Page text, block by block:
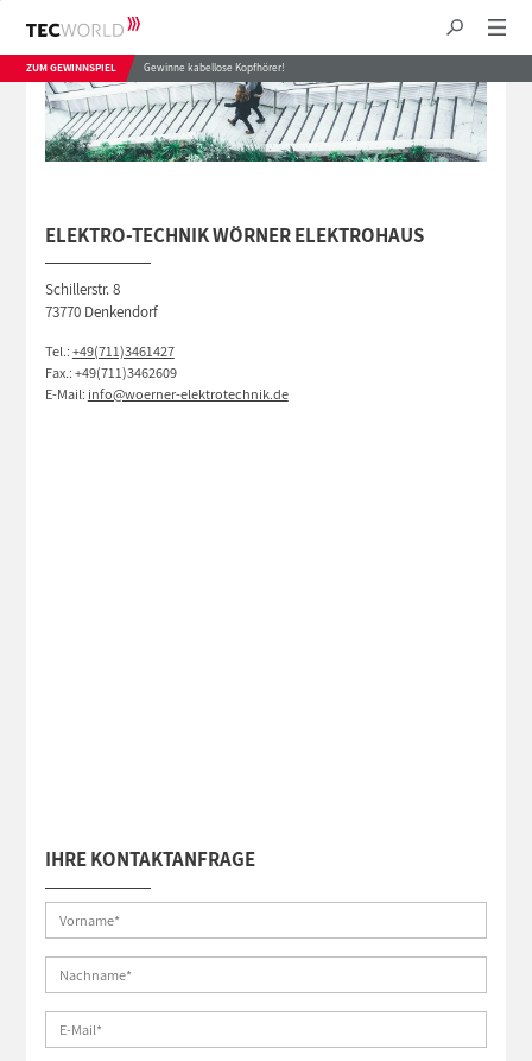
ZUM GEWINNSPIEL Gewinne kabellose Kopfhörer!
ELEKTRO-TECHNIK WÖRNER ELEKTROHAUS
Schillerstr. 8
73770 Denkendorf
Tel.:+49(711)3461427
Fax.: +49(711)3462609
E-Mail: info@woerner-elektrotechnik.de
IHRE KONTAKTANFRAGE